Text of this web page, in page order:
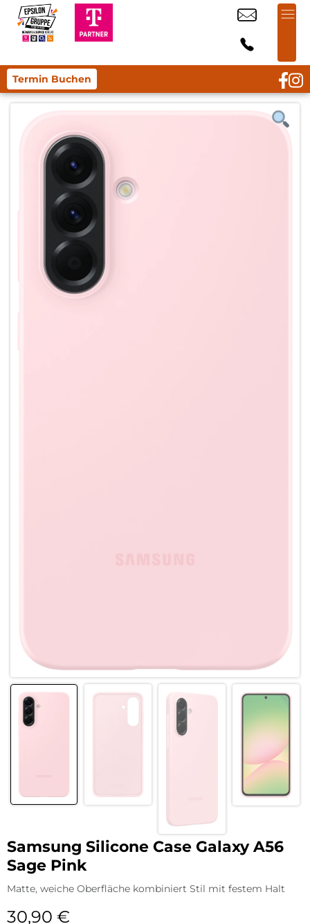
Termin Buchen
Samsung Silicone Case Galaxy A56
Sage Pink
Matte, weiche Oberfläche kombiniert Stil mit festem Halt
30,90 €